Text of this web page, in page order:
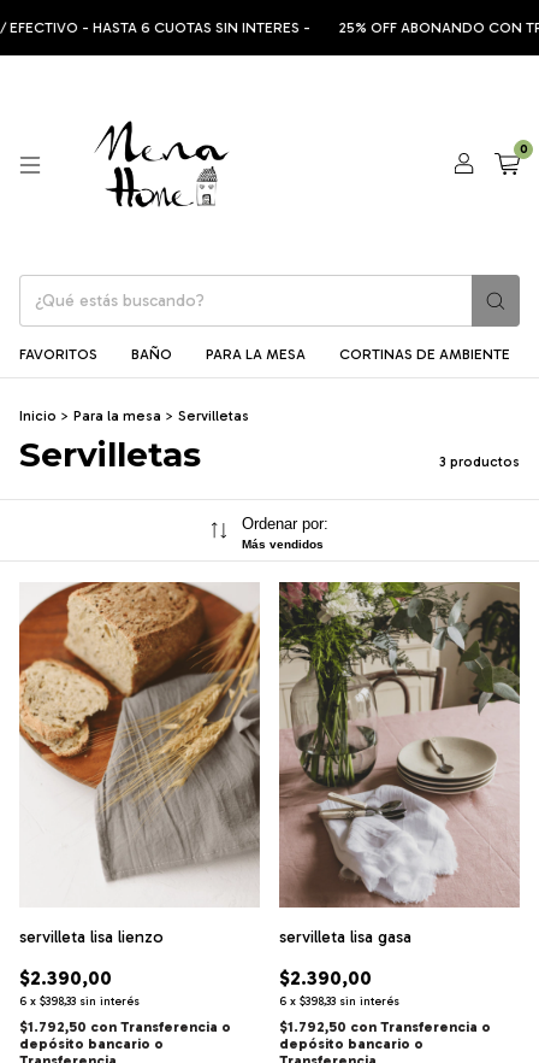
- HASTA 6 CUOTAS SIN INTERES - 25% OFF ABONANDO CON
0
FAVORITOS BAÑO PARA LA MESA CORTINAS DE AMBIENTE
Inicio > Para la mesa > Servilletas
Servilletas 3 productos
Ordenar por:
Más vendidos
servilleta lisa lienzo
$2.390,00
6 x $398,33 sin interés
$1.792,50 con Transferencia o
depósito bancario
servilleta lisa gasa
$2.390,00
6 x $398,33 sin interés
$1.792,50 con Transferencia o
depósito bancario